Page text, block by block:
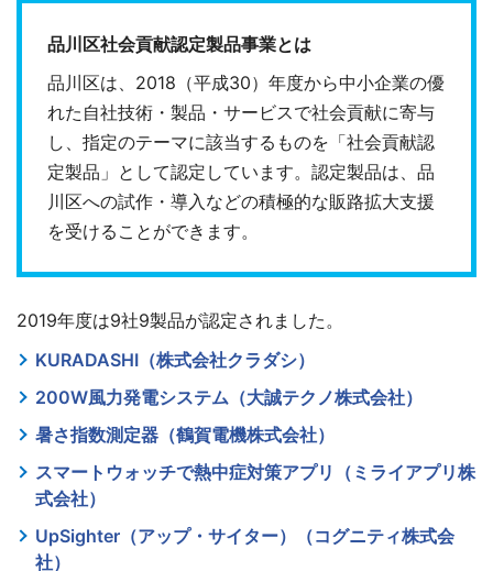
品川区社会貢献認定製品事業とは
品川区は、2018（平成30）年度から中小企業の優
れた自社技術・製品・サービスで社会貢献に寄与
し、指定のテーマに該当するものを「社会貢献認
定製品」として認定しています。認定製品は、品
川区への試作・導入などの積極的な販路拡大支援
を受けることができます。
2019年度は9社9製品が認定されました。
KURADASHI（株式会社クラダシ）
200W風力発電システム（大誠テクノ株式会社）
暑さ指数測定器（鶴賀電機株式会社）
スマートウォッチで熱中症対策アプリ（ミライアプリ株
式会社）
UpSighter（アップ・サイター）（コグニティ株式会
社）